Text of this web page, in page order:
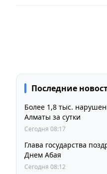
Последние
Более 1,8 тыс.
Алматы за сутки
Сегодня 08:17
Глава государства
Днем Абая
Сегодня 08:12